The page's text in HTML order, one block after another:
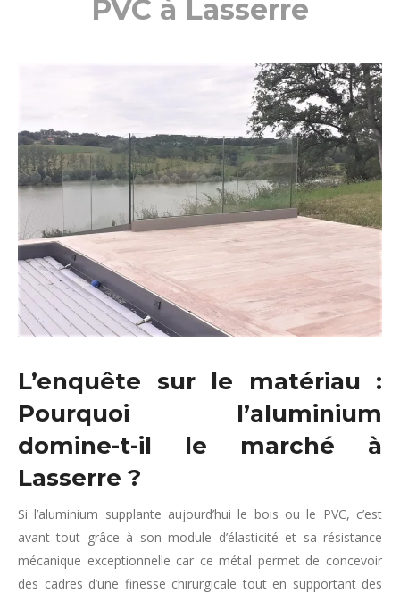
PVC à Lasserre
L’enquête sur le matériau :
Pourquoi l’aluminium
domine-t-il le marché à
Lasserre ?
Si l’aluminium supplante aujourd’hui le bois ou le PVC, c’est
avant tout grâce à son module d’élasticité et sa résistance
mécanique exceptionnelle car ce métal permet de concevoir
des cadres d’une finesse chirurgicale tout en supportant des